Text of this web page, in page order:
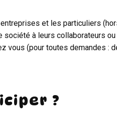
et les particuliers
à leurs collaborateurs
vous (pour toutes demandes :
?